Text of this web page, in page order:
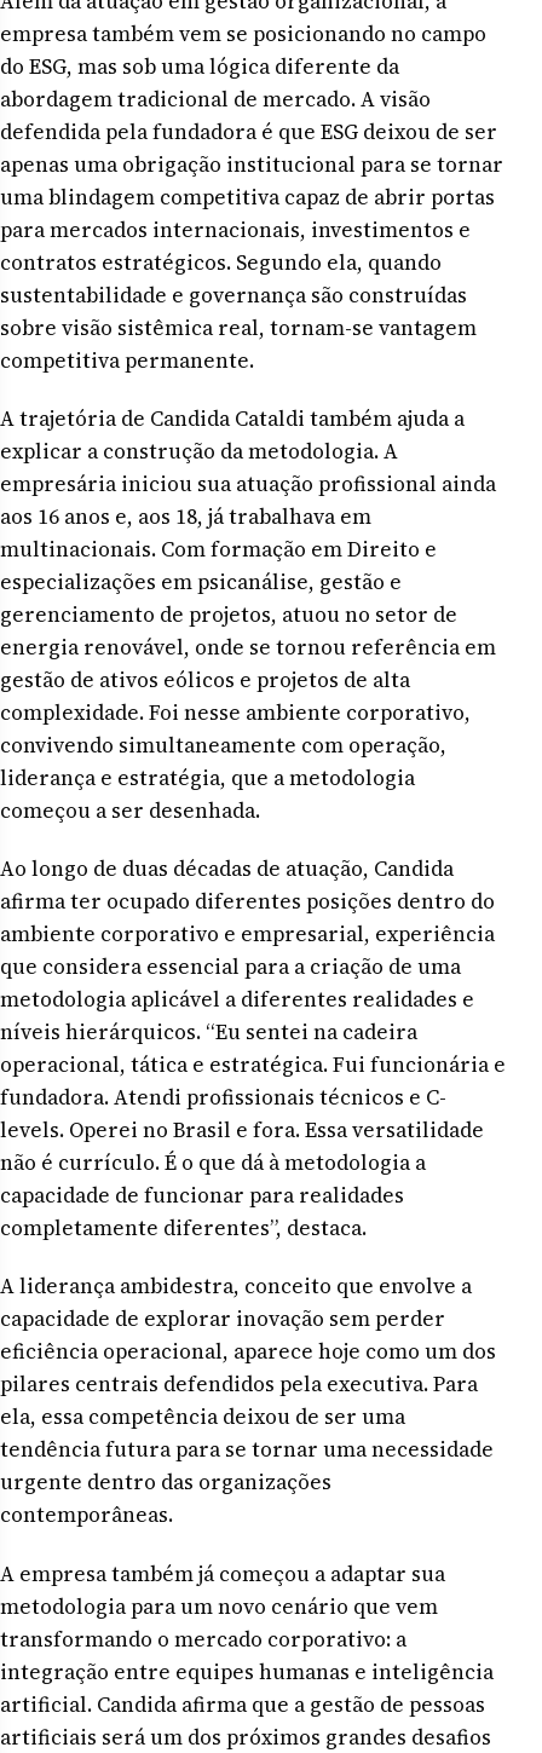
empresa também vem se posicionando no campo
do ESG, mas sob uma lógica diferente da
abordagem tradicional de mercado. A visão
defendida pela fundadora é que ESG deixou de ser
apenas uma obrigação institucional para se tornar
uma blindagem competitiva capaz de abrir portas
para mercados internacionais, investimentos e
contratos estratégicos. Segundo ela, quando
sustentabilidade e governança são construídas
sobre visão sistêmica real, tornam-se vantagem
competitiva permanente.
A trajetória de Candida Cataldi também ajuda a
explicar a construção da metodologia. A
empresária iniciou sua atuação profissional ainda
aos 16 anos e, aos 18, já trabalhava em
multinacionais. Com formação em Direito e
especializações em psicanálise, gestão e
gerenciamento de projetos, atuou no setor de
energia renovável, onde se tornou referência em
gestão de ativos eólicos e projetos de alta
complexidade. Foi nesse ambiente corporativo,
convivendo simultaneamente com operação,
liderança e estratégia, que a metodologia
começou a ser desenhada.
Ao longo de duas décadas de atuação, Candida
afirma ter ocupado diferentes posições dentro do
ambiente corporativo e empresarial, experiência
que considera essencial para a criação de uma
metodologia aplicável a diferentes realidades e
níveis hierárquicos. “Eu sentei na cadeira
operacional, tática e estratégica. Fui funcionária e
fundadora. Atendi profissionais técnicos e C-
levels. Operei no Brasil e fora. Essa versatilidade
não é currículo. É o que dá à metodologia a
capacidade de funcionar para realidades
completamente diferentes”, destaca.
A liderança ambidestra, conceito que envolve a
capacidade de explorar inovação sem perder
eficiência operacional, aparece hoje como um dos
pilares centrais defendidos pela executiva. Para
ela, essa competência deixou de ser uma
tendência futura para se tornar uma necessidade
urgente dentro das organizações
contemporâneas.
A empresa também já começou a adaptar sua
metodologia para um novo cenário que vem
transformando o mercado corporativo: a
integração entre equipes humanas e inteligência
artificial. Candida afirma que a gestão de pessoas
artificiais será um dos próximos grandes desafios